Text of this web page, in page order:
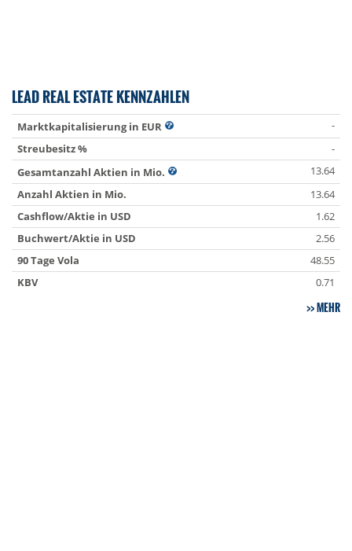
LEAD REAL ESTATE KENNZAHLEN
Marktkapitalisierung in EUR
-
Streubesitz %
-
Gesamtanzahl Aktien in Mio.
13.64
Anzahl Aktien in Mio.
13.64
Cashflow/Aktie in USD
1.62
Buchwert/Aktie in USD
2.56
90 Tage Vola
48.55
KBV
0.71
MEHR